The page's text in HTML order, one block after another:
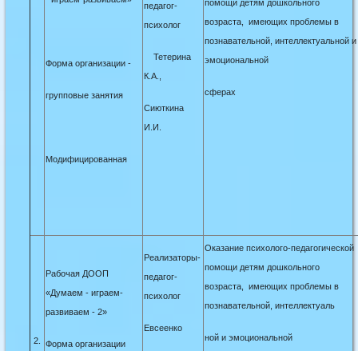
Форма организации -
групповые занятия
Модифицированная
педагог-
психолог
Тетерина
К.А.,
Сиюткина
И.И.
помощи детям дошкольного
возраста, имеющих проблемы в
познавательной, интеллектуальной и
эмоциональной
сферах
2.
Рабочая ДООП
«Думаем - играем-
развиваем - 2»
Форма организации
Реализаторы-
педагог-
психолог
Евсеенко
Оказание психолого-педагогической
помощи детям дошкольного
возраста, имеющих проблемы в
познавательной, интеллектуаль
ной и эмоциональной